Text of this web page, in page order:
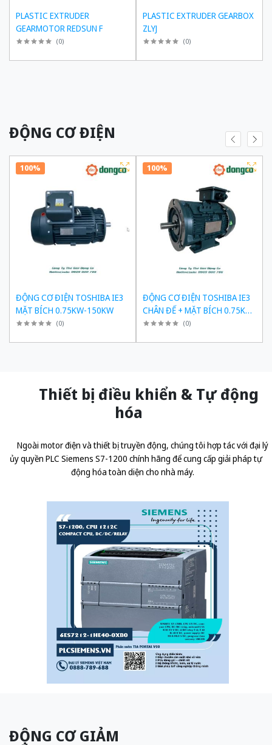
PLASTIC EXTRUDER
GEARMOTOR REDSUN F
(0)
PLASTIC EXTRUDER GEARBOX
ZLYJ
(0)
ĐỘNG CƠ ĐIỆN
100%
ĐỘNG CƠ ĐIỆN TOSHIBA IE3
MẶT BÍCH 0.75KW-150KW
(0)
100%
ĐỘNG CƠ ĐIỆN TOSHIBA IE3
CHÂN ĐẾ + MẶT BÍCH 0.75KW-
150KW
(0)
Thiết bị điều khiển & Tự động
hóa
Ngoài motor điện và thiết bị truyền động, chúng tôi hợp tác với đại lý
ủy quyền PLC Siemens S7-1200 chính hãng để cung cấp giải pháp tự
động hóa toàn diện cho nhà máy.
ĐỘNG CƠ GIẢM